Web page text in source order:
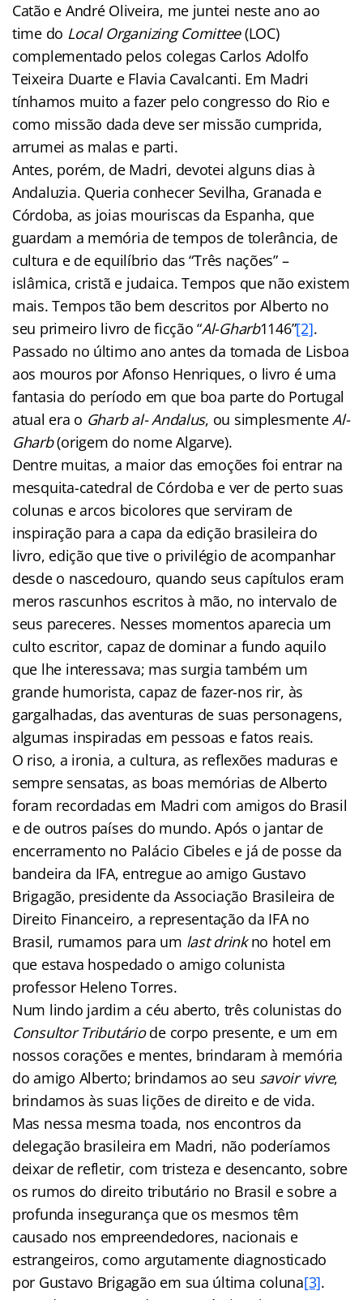
Catão e André Oliveira, me juntei neste ano ao
time do Local Organizing Comittee(LOC)
complementado pelos colegas Carlos Adolfo
Teixeira Duarte e Flavia Cavalcanti. Em Madri
tínhamos muito a fazer pelo congresso do Rio e
como missão dada deve ser missão cumprida,
arrumei as malas e parti.
Antes, porém, de Madri, devotei alguns dias à
Andaluzia. Queria conhecer Sevilha, Granada e
Córdoba, as joias mouriscas da Espanha, que
guardam a memória de tempos de tolerância, de
cultura e de equilíbrio das “Três nações” –
islâmica, cristã e judaica. Tempos que não existem
mais. Tempos tão bem descritos por Alberto no
seu primeiro livro de ficção “Al-Gharb1146”[2].
Passado no último ano antes da tomada de Lisboa
aos mouros por Afonso Henriques, o livro é uma
fantasia do período em que boa parte do Portugal
atual era o Gharb al- Andalus, ou simplesmenteAl-
Gharb(origem do nome Algarve).
Dentre muitas, a maior das emoções foi entrar na
mesquita-catedral de Córdoba e ver de perto suas
colunas e arcos bicolores que serviram de
inspiração para a capa da edição brasileira do
livro, edição que tive o privilégio de acompanhar
desde o nascedouro, quando seus capítulos eram
meros rascunhos escritos à mão, no intervalo de
seus pareceres. Nesses momentos aparecia um
culto escritor, capaz de dominar a fundo aquilo
que lhe interessava; mas surgia também um
grande humorista, capaz de fazer-nos rir, às
gargalhadas, das aventuras de suas personagens,
algumas inspiradas em pessoas e fatos reais.
O riso, a ironia, a cultura, as reflexões maduras e
sempre sensatas, as boas memórias de Alberto
foram recordadas em Madri com amigos do Brasil
e de outros países do mundo. Após o jantar de
encerramento no Palácio Cibeles e já de posse da
bandeira da IFA, entregue ao amigo Gustavo
Brigagão, presidente da Associação Brasileira de
Direito Financeiro, a representação da IFA no
Brasil, rumamos para um last drinkno hotel em
que estava hospedado o amigo colunista
professor Heleno Torres.
Num lindo jardim a céu aberto, três colunistas do
Consultor Tributáriode corpo presente, e um em
nossos corações e mentes, brindaram à memória
do amigo Alberto; brindamos ao seu savoir vivre,
brindamos às suas lições de direito e de vida.
Mas nessa mesma toada, nos encontros da
delegação brasileira em Madri, não poderíamos
deixar de refletir, com tristeza e desencanto, sobre
os rumos do direito tributário no Brasil e sobre a
profunda insegurança que os mesmos têm
causado nos empreendedores, nacionais e
estrangeiros, como argutamente diagnosticado
por Gustavo Brigagão em sua última coluna[3].